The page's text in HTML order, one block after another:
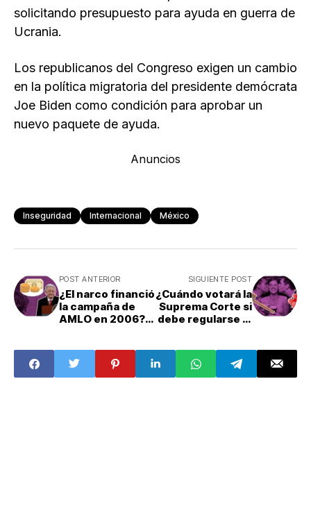
solicitando presupuesto para ayuda en guerra de
Ucrania.
Los republicanos del Congreso exigen un cambio
en la política migratoria del presidente demócrata
Joe Biden como condición para aprobar un
nuevo paquete de ayuda.
Anuncios
Inseguridad Internacional México
POST ANTERIOR
¿El narco financió
la campaña de
AMLO en 2006?:
SIGUIENTE POST
¿Cuándo votará la
Suprema Corte si
debe regularse el